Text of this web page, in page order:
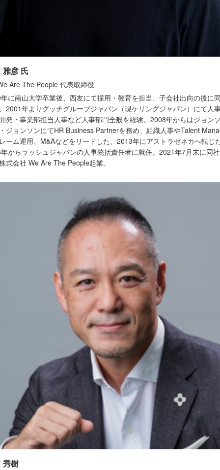
雅彦 氏
Are The People 代表取締役
に南山大学卒業後、西友にて採用・教育を担当、子会社出向の後に
2001年よりグッチグループジャパン（現ケリングジャパン）にて人
発・事業部担当人事など人事部門全般を経験。2008年からはジョン
ジョンソンにてHR Business Partnerを務め、組織人事やTalent
ーム運用、M&Aなどをリードした。2013年にアストラゼネカへ転じ
からラッシュジャパンの人事統括責任者に就任。2021年7月末に同
式会社 We Are The People起業。
秀樹